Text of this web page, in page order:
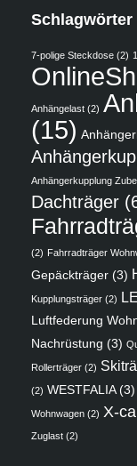
Schlagwörter
7-polige Steckdose (2)
Anhängelast (2)
(15)
Anhängerkupplung
Dachträger
(2) Fahrradträger
Gepäckträger (3)
Kupplungsträger (2)
Luftfederung
Nachrüstung (3)
Rollerträger (2)
(2) WESTFALIA(3)
Wohnwagen (2) X-
Zuglast (2)